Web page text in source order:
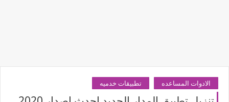
الادوات المساعده تطبيقات خدميه